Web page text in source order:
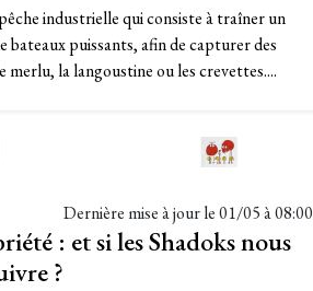
industrielle qui consiste à traîner un
bateaux puissants, afin de capturer des
merlu, la langoustine ou les crevettes....
Dernière mise à jour le01/05 à 08:00
: et si les Shadoks nous
?